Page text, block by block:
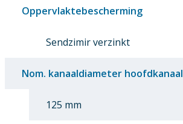
Oppervlaktebescherming
Sendzimir verzinkt
Nom. kanaaldiameter hoofdkanaal
125 mm